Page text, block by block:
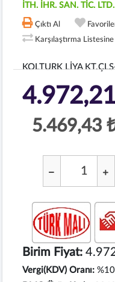
İTH. İHR. SAN. TİC.
Çıktı Al
Karşılaştırma
KOLTURK LİYA
5.469,43
Birim Fiyat:
Vergi(KDV) Oranı: %10